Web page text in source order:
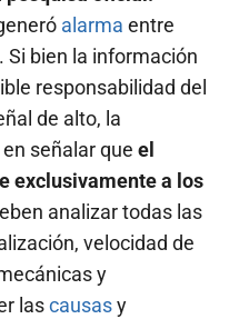
alarma entre
bien la información
responsabilidad del
de alto, la
señalar que el
exclusivamente a los
analizar todas las
velocidad de
y
lascausasy